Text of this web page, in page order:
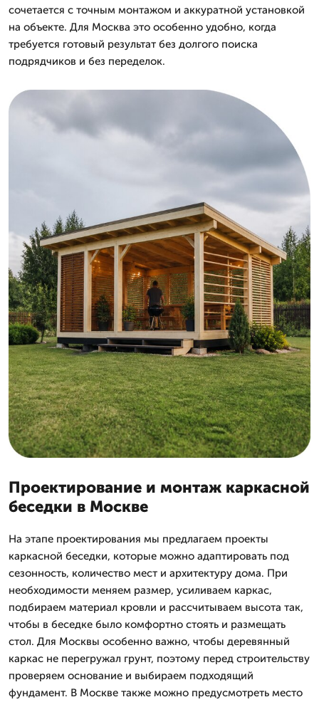
сочетается с точным монтажом и аккуратной установкой
на объекте. Для Москва это особенно удобно, когда
требуется готовый результат без долгого поиска
подрядчиков и без переделок.
Проектирование и монтаж каркасной
беседки в Москве
На этапе проектирования мы предлагаем проекты
каркасной беседки, которые можно адаптировать под
сезонность, количество мест и архитектуру дома. При
необходимости меняем размер, усиливаем каркас,
подбираем материал кровли и рассчитываем высота так,
чтобы в беседке было комфортно стоять и размещать
стол. Для Москвы особенно важно, чтобы деревянный
каркас не перегружал грунт, поэтому перед строительству
проверяем основание и выбираем подходящий
фундамент. В Москве также можно предусмотреть место